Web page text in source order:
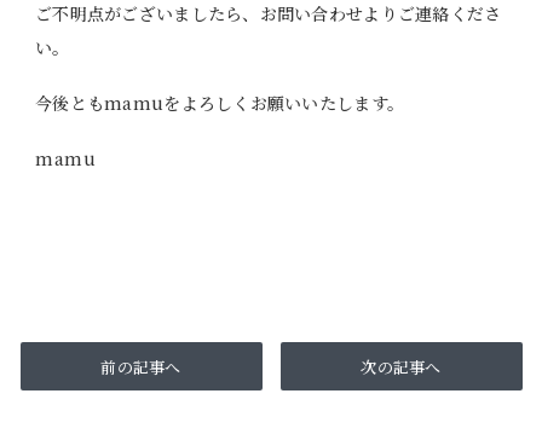
ご不明点がございましたら、お問い合わせよりご連絡くださ
い。
今後ともmamuをよろしくお願いいたします。
mamu
前の記事へ 次の記事へ